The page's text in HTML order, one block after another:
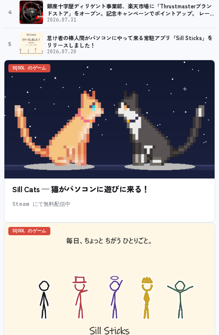
4
銀座十字屋ディリゲント事業部、楽天市場に「Thrustmasterブラン
ドストア」をオープン。記念キャンペーンでポイントアップ。 レーシ
ング／フライトシム向けコントローラーを中心に、幅広くラインナッ
2026.07.31
5
怠け者の棒人間がパソコンにやって来る常駐アプリ「Sill Sticks」を
リリースしました！
2026.07.20
SQOOL のゲーム
Sill Cats — 猫がパソコンに遊びに来る！
Steam にて無料配信中
SQOOL のゲーム